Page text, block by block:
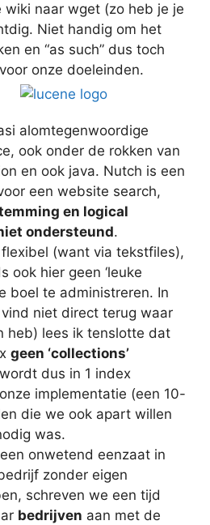
naar wget (zo heb je je
Niet handig om het
en “as such” dus toch
onze doeleinden.
alomtegenwoordige
ook onder de rokken van
en ook java. Nutch is een
een website search,
en logical
ondersteund.
(want via tekstfiles),
ook hier geen ‘leuke
boel te administreren. In
vind niet direct terug waar
heb) lees ik tenslotte dat
geen ‘collections’
dus in 1 index
implementatie (een 10-
die we ook apart willen
was.
onwetend eenzaat in
zonder eigen
schreven we een tijd
bedrijven aan met de